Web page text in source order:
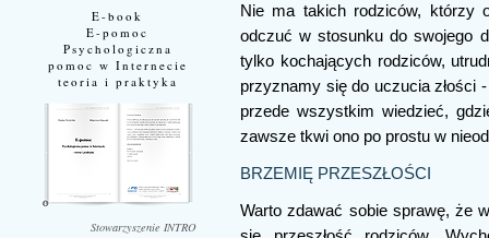
E-book
E-pomoc
Psychologiczna
pomoc w Internecie
teoria i praktyka
Stowarzyszenie INTRO
Nie ma takich rodziców, którzy
odczuć w stosunku do swojego
tylko kochających rodziców,
przyznamy się do uczucia złości
przede wszystkim wiedzieć,
zawsze tkwi ono po prostu w
BRZEMIĘ PRZESZŁOŚCI
Warto zdawać sobie sprawę, że